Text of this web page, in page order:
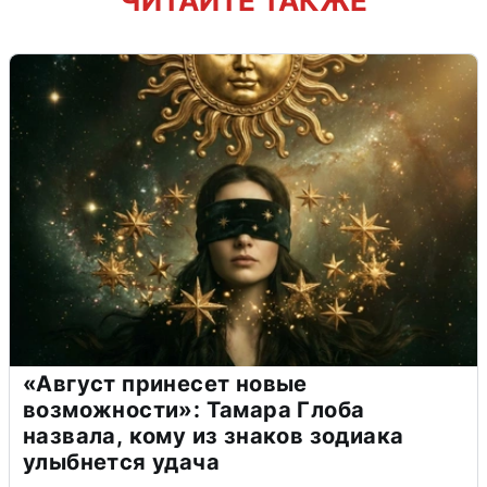
«Август принесет новые
возможности»: Тамара Глоба
назвала, кому из знаков зодиака
улыбнется удача